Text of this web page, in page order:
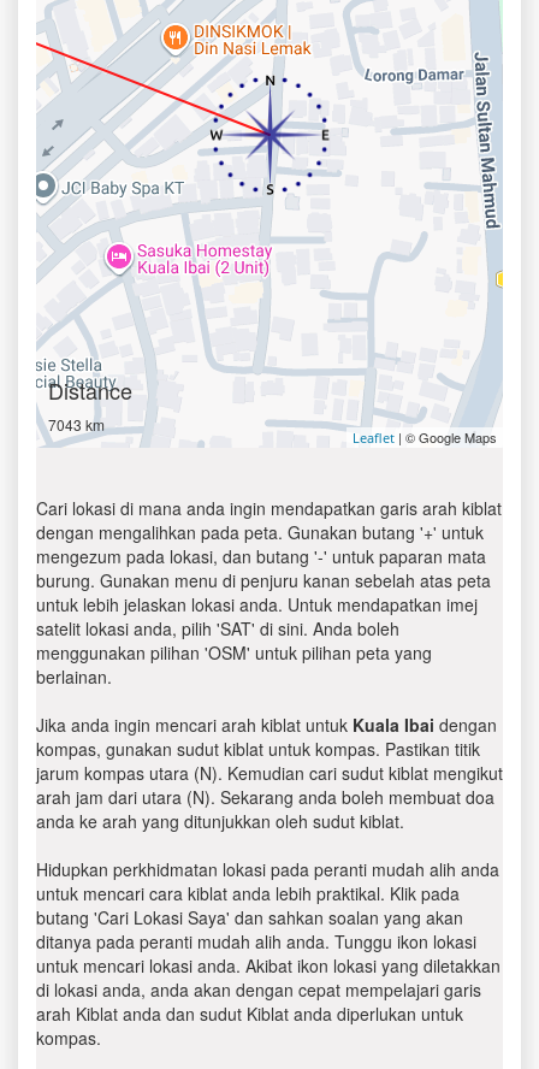
Distance
7043 km
Leaflet | © Google Maps
Cari lokasi di mana anda ingin mendapatkan garis arah kiblat
dengan mengalihkan pada peta. Gunakan butang '+' untuk
mengezum pada lokasi, dan butang '-' untuk paparan mata
burung. Gunakan menu di penjuru kanan sebelah atas peta
untuk lebih jelaskan lokasi anda. Untuk mendapatkan imej
satelit lokasi anda, pilih 'SAT' di sini. Anda boleh
menggunakan pilihan 'OSM' untuk pilihan peta yang
berlainan.
Jika anda ingin mencari arah kiblat untuk Kuala Ibai dengan
kompas, gunakan sudut kiblat untuk kompas. Pastikan titik
jarum kompas utara (N). Kemudian cari sudut kiblat mengikut
arah jam dari utara (N). Sekarang anda boleh membuat doa
anda ke arah yang ditunjukkan oleh sudut kiblat.
Hidupkan perkhidmatan lokasi pada peranti mudah alih anda
untuk mencari cara kiblat anda lebih praktikal. Klik pada
butang 'Cari Lokasi Saya' dan sahkan soalan yang akan
ditanya pada peranti mudah alih anda. Tunggu ikon lokasi
untuk mencari lokasi anda. Akibat ikon lokasi yang diletakkan
di lokasi anda, anda akan dengan cepat mempelajari garis
arah Kiblat anda dan sudut Kiblat anda diperlukan untuk
kompas.